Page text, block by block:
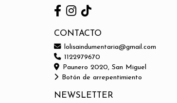
CONTACTO
lolisaindumentaria@gmail.com
1122979670
Paunero 2020, San Miguel
Botón de arrepentimiento
NEWSLETTER